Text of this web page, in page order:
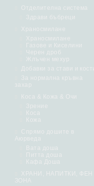
Отделителна система
Здрави бъбреци
Храносмилане
Храносмилане
Газове и Киселини
Черен дроб
Жлъчен мехур
Добавки за стави и кости
За нормална кръвна
захар
Коса & Кожа & Очи
Зрение
Коса
Кожа
Спрямо дошите в
Аюрведа
Вата доша
Питта доша
Кафа Доша
ХРАНИ, НАПИТКИ, ФЕН
ЗОНА